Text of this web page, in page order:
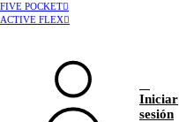
FIVE POCKET
ACTIVE FLEX
Iniciar
sesión